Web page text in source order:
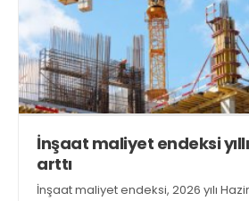
İnşaat maliyet endeksi
arttı
İnşaat maliyet endeksi, 2026 yılı